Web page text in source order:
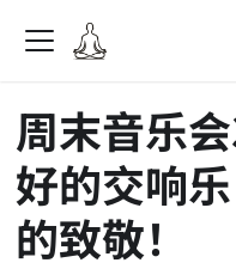
周末音乐
好的交响
的致敬！